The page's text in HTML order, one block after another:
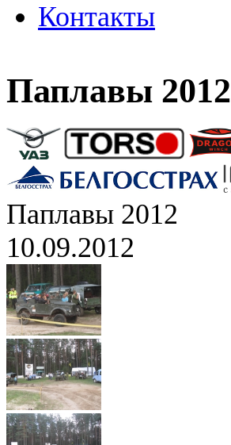
Контакты
Паплавы 2012
Паплавы 2012
10.09.2012